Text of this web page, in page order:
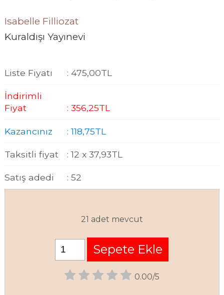
Isabelle Filliozat
Kuraldışı Yayınevi
Liste Fiyatı : 475,00TL
İndirimli
Fiyat
: 356,25TL
Kazancınız :118,75TL
Taksitli fiyat : 12 x 37,93TL
Satış adedi : 52
21 adet mevcut
Sepete Ekle
0.00/5